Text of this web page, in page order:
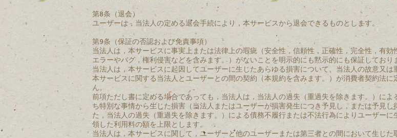
第8条（退会）
ユーザーは，当法人の定める退会手続により，本サービスから退会できるものとします。
第9条（保証の否認および免責事項）
当法人は，本サービスに事実上または法律上の瑕疵（安全性，信頼性，正確性，完全性，有
エラーやバグ，権利侵害などを含みます。）がないことを明示的にも黙示的にも保証しており
当法人は，本サービスに起因してユーザーに生じたあらゆる損害について、当法人の故意又
本サービスに関する当法人とユーザーとの間の契約（本規約を含みます。）が消費者契約法
ん。
前項ただし書に定める場合であっても，当法人は，当法人の過失（重過失を除きます。）に
ち特別な事情から生じた損害（当法人またはユーザーが損害発生につき予見し，または予見
た，当法人の過失（重過失を除きます。）による債務不履行または不法行為によりユーザー
領した利用料の額を上限とします。
当法人は，本サービスに関して，ユーザーと他のユーザーまたは第三者との間において生じた